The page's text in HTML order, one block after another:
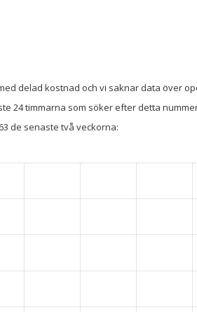
delad kostnad och vi saknar data över
24 timmarna som söker efter detta
de senaste två veckorna: